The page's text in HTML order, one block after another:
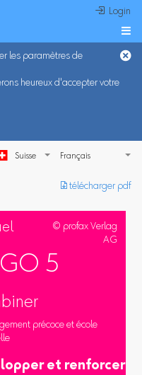
 Login

les paramètres de
heureux d'accepter votre
Suisse
︎ télécharger pdf
© profax Verlag
AG
5
précoce et école
et renforcer